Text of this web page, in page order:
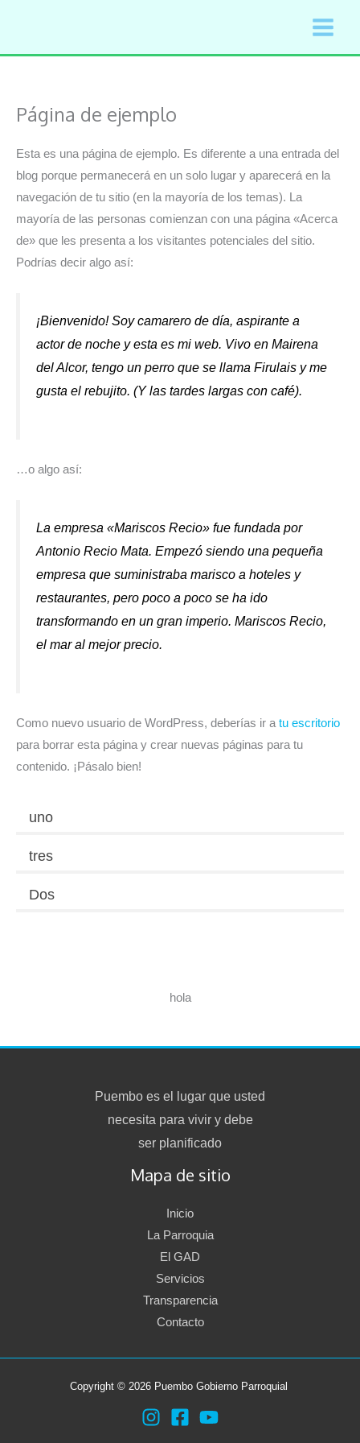
contenido
Página de ejemplo
Esta es una página de ejemplo. Es diferente a una entrada del
blog porque permanecerá en un solo lugar y aparecerá en la
navegación de tu sitio (en la mayoría de los temas). La
mayoría de las personas comienzan con una página «Acerca
de» que les presenta a los visitantes potenciales del sitio.
Podrías decir algo así:
¡Bienvenido! Soy camarero de día, aspirante a
actor de noche y esta es mi web. Vivo en Mairena
del Alcor, tengo un perro que se llama Firulais y me
gusta el rebujito. (Y las tardes largas con café).
…o algo así:
La empresa «Mariscos Recio» fue fundada por
Antonio Recio Mata. Empezó siendo una pequeña
empresa que suministraba marisco a hoteles y
restaurantes, pero poco a poco se ha ido
transformando en un gran imperio. Mariscos Recio,
el mar al mejor precio.
Como nuevo usuario de WordPress, deberías ir a tu escritorio
para borrar esta página y crear nuevas páginas para tu
contenido. ¡Pásalo bien!
uno
tres
Dos
hola
Puembo es el lugar que usted
necesita para vivir y debe
ser planificado
Mapa de sitio
Inicio
La Parroquia
El GAD
Servicios
Transparencia
Contacto
Copyright © 2026 Puembo Gobierno Parroquial